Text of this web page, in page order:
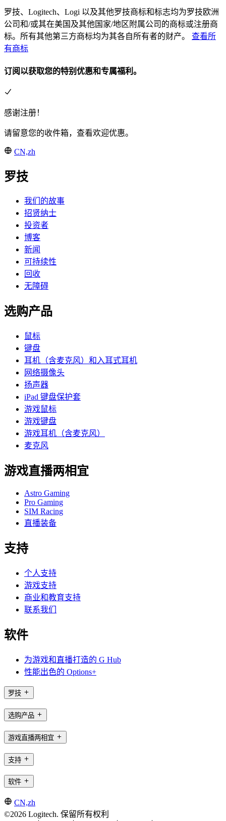
罗技、Logitech、Logi 以及其他罗技商标和标志均为罗技欧洲
公司和/或其在美国及其他国家/地区附属公司的商标或注册商
标。所有其他第三方商标均为其各自所有者的财产。 查看所
有商标
订阅以获取您的特别优惠和专属福利。
感谢注册！
请留意您的收件箱，查看欢迎优惠。
CN,zh
罗技
我们的故事
招贤纳士
投资者
博客
新闻
可持续性
回收
无障碍
选购产品
鼠标
键盘
耳机（含麦克风）和入耳式耳机
网络摄像头
扬声器
iPad 键盘保护套
游戏鼠标
游戏键盘
游戏耳机（含麦克风）
麦克风
游戏直播两相宜
Astro Gaming
Pro Gaming
SIM Racing
直播装备
支持
个人支持
游戏支持
商业和教育支持
联系我们
软件
为游戏和直播打造的 G Hub
性能出色的 Options+
罗技
选购产品
游戏直播两相宜
支持
软件
CN,zh
©2026 Logitech. 保留所有权利